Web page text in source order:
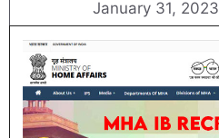
January 31, 2023